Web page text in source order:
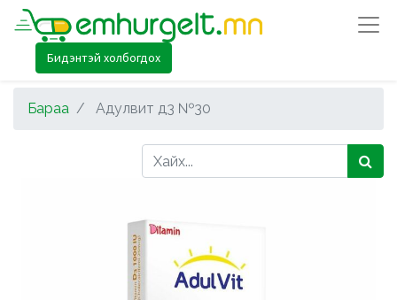
Бидэнтэй холбогдох
Бараа Адулвит д3 №30